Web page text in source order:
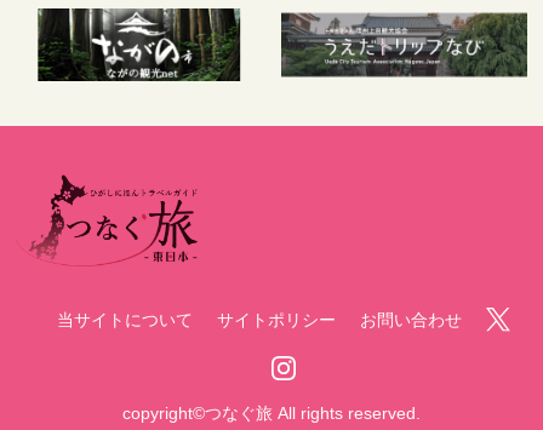
当サイトについて サイトポリシー お問い合わせ
copyright©つなぐ旅 All rights reserved.